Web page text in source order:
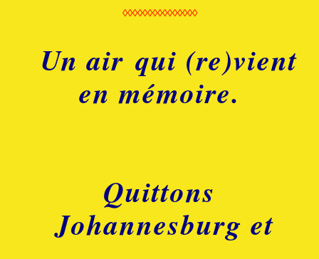
◊◊◊◊◊◊◊◊◊◊◊◊◊◊◊
Un air qui (re)vient
en mémoire.
Quittons
Johannesburg et